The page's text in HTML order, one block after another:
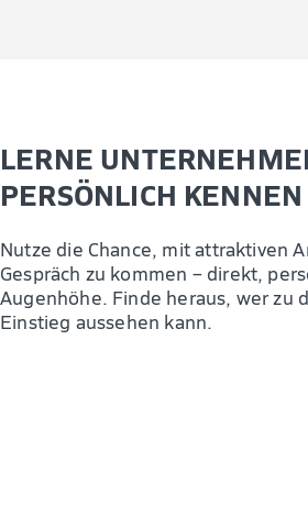
LERNE
PERSÖNLICH KENNEN
Nutze die Chance, mit attraktiven
Gespräch zu kommen – direkt,
Augenhöhe. Finde heraus, wer zu
Einstieg aussehen kann.